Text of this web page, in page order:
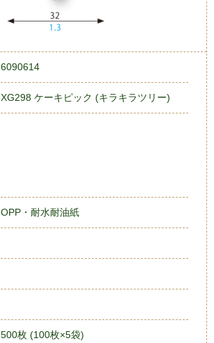
6090614
XG298 ケーキピック (キラキラツリー)
OPP・耐水耐油紙
500枚 (100枚×5袋)